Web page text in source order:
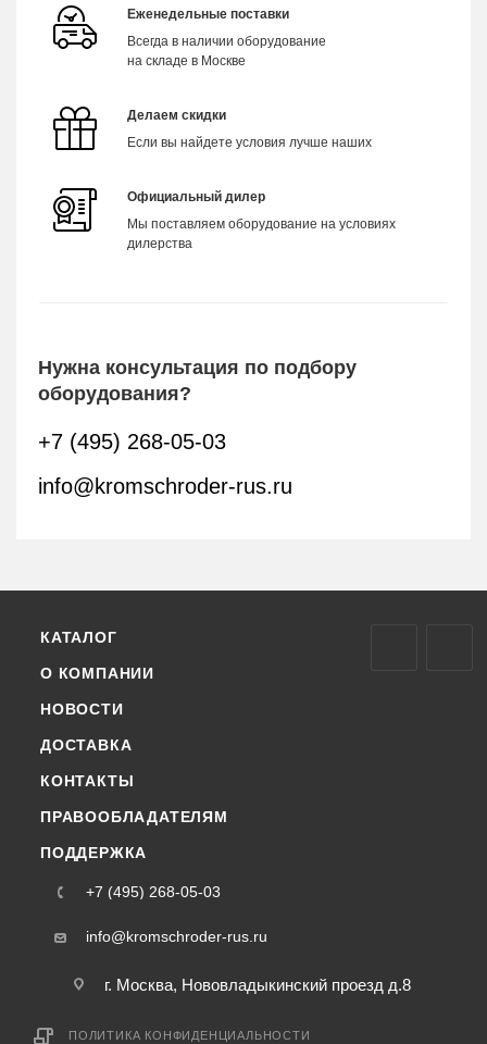
Еженедельные поставки
Всегда в наличии оборудование
на складе в Москве
Делаем скидки
Если вы найдете условия лучше наших
Официальный дилер
Мы поставляем оборудование на условиях
дилерства
Нужна консультация по подбору
оборудования?
+7 (495) 268-05-03
info@kromschroder-rus.ru
КАТАЛОГ
О КОМПАНИИ
НОВОСТИ
ДОСТАВКА
КОНТАКТЫ
ПРАВООБЛАДАТЕЛЯМ
ПОДДЕРЖКА
+7 (495) 268-05-03
info@kromschroder-rus.ru
г. Москва, Нововладыкинский проезд д.8
ПОЛИТИКА КОНФИДЕНЦИАЛЬНОСТИ